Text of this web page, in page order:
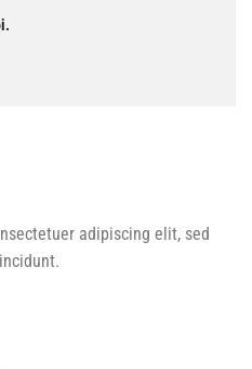
adipiscing elit, sed